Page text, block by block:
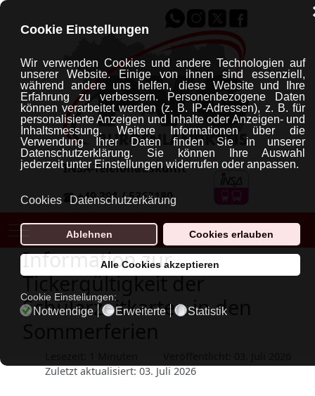
Cookie Einstellungen
Wir verwenden Cookies und andere Technologien auf
unserer Website. Einige von ihnen sind essenziell,
während andere uns helfen, diese Website und Ihre
Erfahrung zu verbessern.
Personenbezogene Daten
können verarbeitet werden (z. B. IP-Adressen), z. B. für
personalisierte Anzeigen und Inhalte oder Anzeigen- und
Inhaltsmessung.
Weitere Informationen über die
Verwendung Ihrer Daten finden Sie in unserer
Datenschutzerklärung.
Sie können Ihre Auswahl
jederzeit unter Einstellungen widerrufen oder anpassen.
Cookies Datenschutzerkärung
Ablehnen Cookies erlauben
Alle Cookies akzeptieren
Cookie Einstellungen:
Notwendige Erweiterte Statistik
INSA-Telefonauskunft
+49 391 / 5363180
Mobile Menu Toggle
Information zur
Tickergültigkeit der
Schülerzeitkarten in den
Zuletzt aktualisiert: 03. Juli 2026